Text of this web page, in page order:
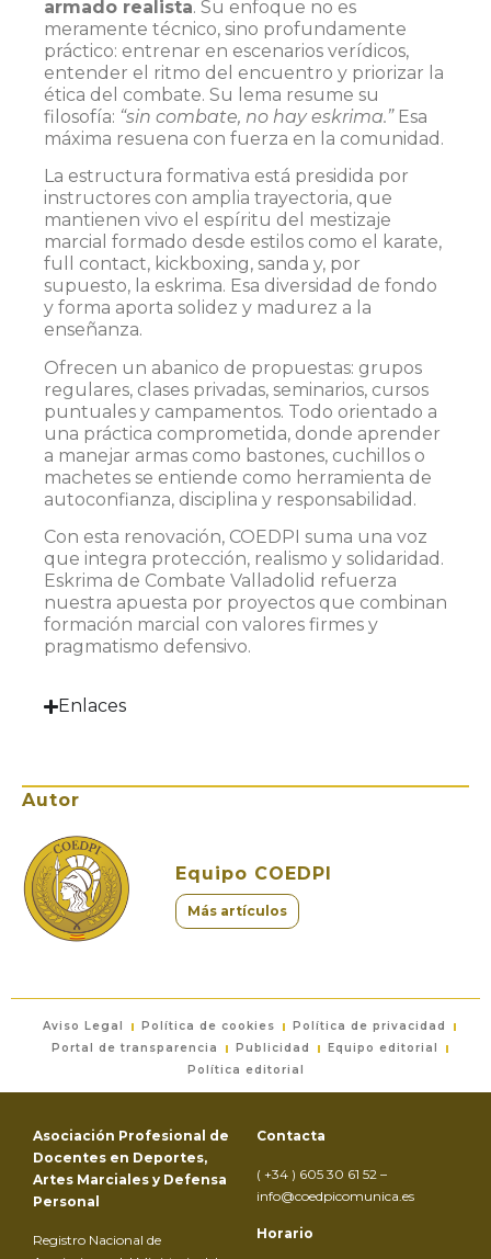
armado realista. Su enfoque no es
meramente técnico, sino profundamente
práctico: entrenar en escenarios verídicos,
entender el ritmo del encuentro y priorizar la
ética del combate. Su lema resume su
filosofía: “sin combate, no hay eskrima.”Esa
máxima resuena con fuerza en la comunidad.
La estructura formativa está presidida por
instructores con amplia trayectoria, que
mantienen vivo el espíritu del mestizaje
marcial formado desde estilos como el karate,
full contact, kickboxing, sanda y, por
supuesto, la eskrima. Esa diversidad de fondo
y forma aporta solidez y madurez a la
enseñanza.
Ofrecen un abanico de propuestas: grupos
regulares, clases privadas, seminarios, cursos
puntuales y campamentos. Todo orientado a
una práctica comprometida, donde aprender
a manejar armas como bastones, cuchillos o
machetes se entiende como herramienta de
autoconfianza, disciplina y responsabilidad.
Con esta renovación, COEDPI suma una voz
que integra protección, realismo y solidaridad.
Eskrima de Combate Valladolid refuerza
nuestra apuesta por proyectos que combinan
formación marcial con valores firmes y
pragmatismo defensivo.
Enlaces
Autor
Equipo COEDPI
Más artículos
Aviso Legal Política de cookies
Política de privacidad
Portal de transparencia
Publicidad
Equipo editorial
Política editorial
Asociación Profesional de
Docentes en Deportes,
Artes Marciales y Defensa
Personal
Registro Nacional de
Contacta
( +34 ) 605 30 61 52 –
info@coedpicomunica.es
Horario